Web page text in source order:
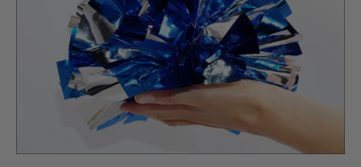
・【完成仕上】ｸﾞﾘｯﾌﾟ小
1,573円(税込)
・【完成仕上】ｸﾞﾘｯﾌﾟ大
1,617円(税込)
・【カット仕上】ｸﾞﾘｯﾌﾟ小
・【カット仕上】ｸﾞﾘｯﾌﾟ大